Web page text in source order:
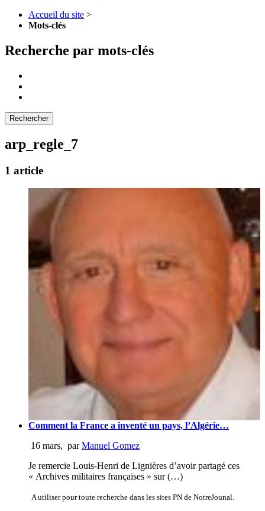
Accueil du site >
Mots-clés
Recherche par mots-clés
arp_regle_7
1 article
Comment la France a inventé un pays, l’Algérie…
16 mars, parManuel Gomez
Je remercie Louis-Henri de Lignières d’avoir partagé ces
« Archives militaires françaises » sur (…)
A utiliser pour toute recherche dans les sites PN de NotreJounal.